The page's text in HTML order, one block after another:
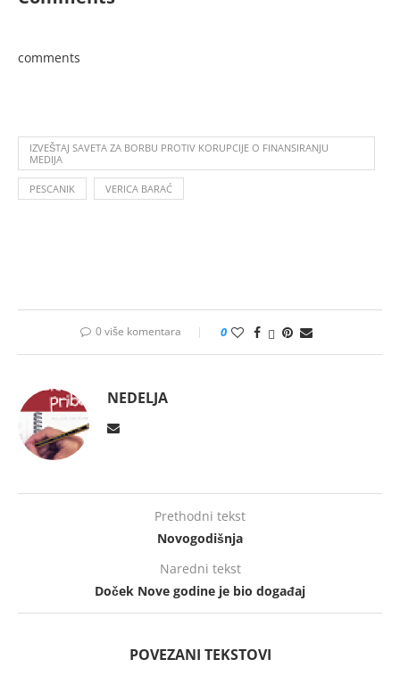
comments
IZVEŠTAJ SAVETA ZA BORBU PROTIV KORUPCIJE O FINANSIRANJU
MEDIJA
PESCANIK VERICA BARAĆ
0 više komentara 0
NEDELJA
Prethodni tekst
Novogodišnja
Naredni tekst
Doček Nove godine je bio događaj
POVEZANI TEKSTOVI